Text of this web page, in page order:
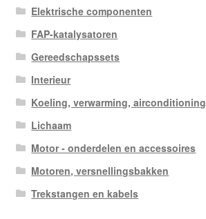
Elektrische componenten
FAP-katalysatoren
Gereedschapssets
Interieur
Koeling, verwarming, airconditioning
Lichaam
Motor - onderdelen en accessoires
Motoren, versnellingsbakken
Trekstangen en kabels